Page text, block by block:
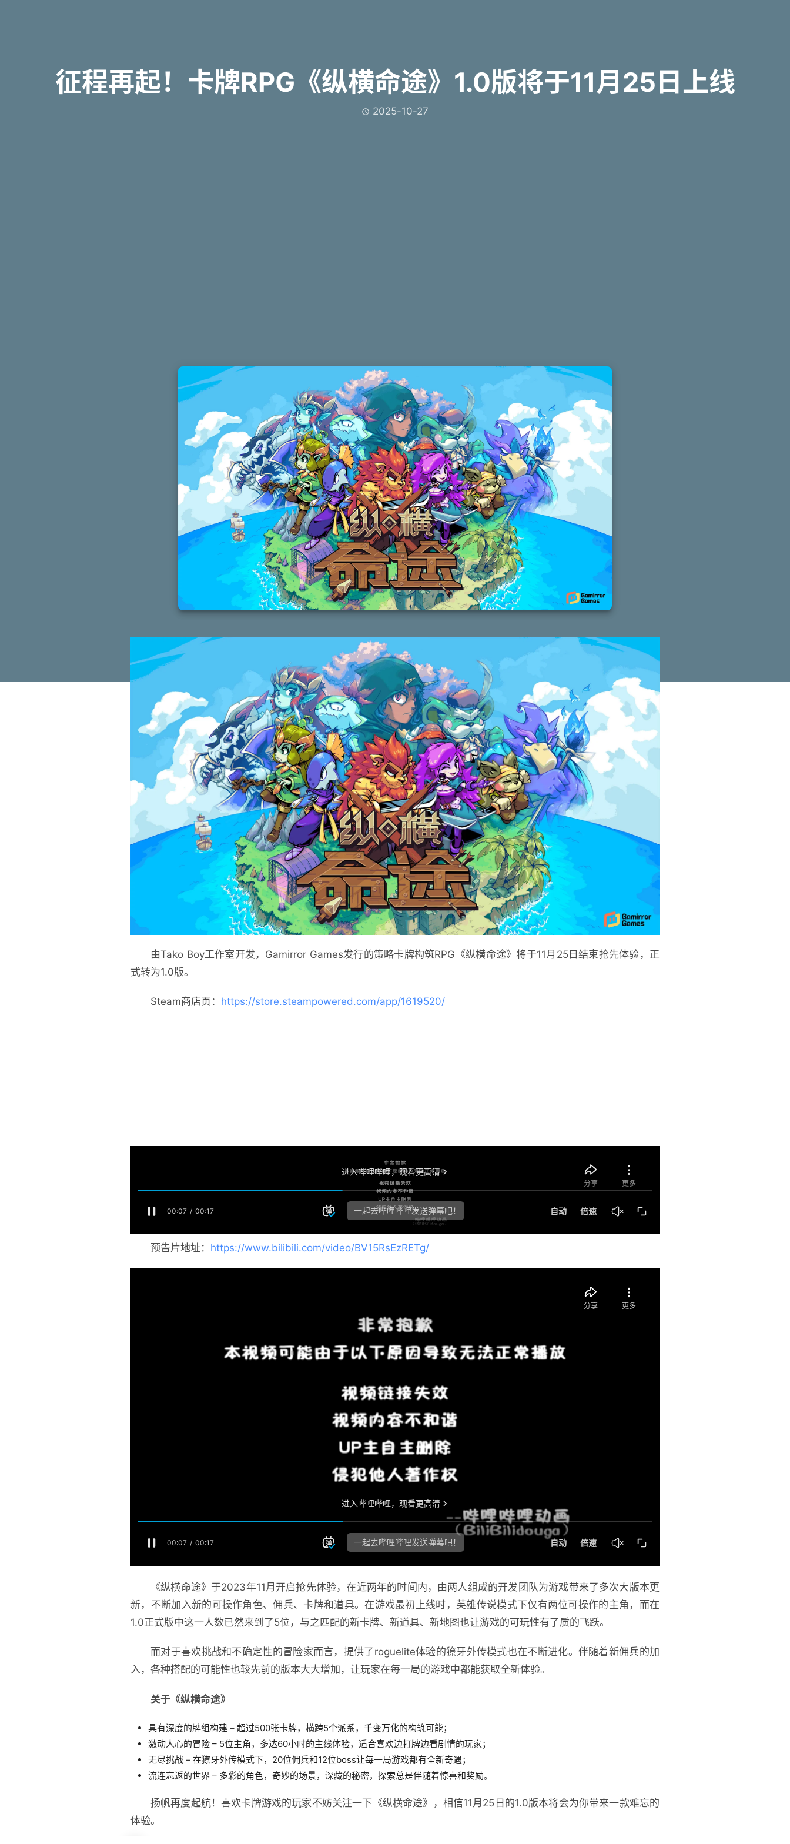
征程再起！卡牌RPG《纵横命途》1.0版将于11月25日上线
 2025-10-27
由Tako Boy工作室开发，Gamirror Games发行的策略卡牌构筑RPG《纵横命途》将于11月25日结束抢先体验，正
式转为1.0版。
Steam商店页： https://store.steampowered.com/app/1619520/
预告片地址： https://www.bilibili.com/video/BV15RsEzRETg/
《纵横命途》于2023年11月开启抢先体验，在近两年的时间内，由两人组成的开发团队为游戏带来了多次大版本更
新，不断加入新的可操作角色、佣兵、卡牌和道具。在游戏最初上线时，英雄传说模式下仅有两位可操作的主角，而在
1.0正式版中这一人数已然来到了5位，与之匹配的新卡牌、新道具、新地图也让游戏的可玩性有了质的飞跃。
而对于喜欢挑战和不确定性的冒险家而言，提供了roguelite体验的獠牙外传模式也在不断进化。伴随着新佣兵的加
入，各种搭配的可能性也较先前的版本大大增加，让玩家在每一局的游戏中都能获取全新体验。
关于《纵横命途》
具有深度的牌组构建 – 超过500张卡牌，横跨5个派系，千变万化的构筑可能；
激动人心的冒险 – 5位主角，多达60小时的主线体验，适合喜欢边打牌边看剧情的玩家；
无尽挑战 – 在獠牙外传模式下，20位佣兵和12位boss让每一局游戏都有全新奇遇；
流连忘返的世界 – 多彩的角色，奇妙的场景，深藏的秘密，探索总是伴随着惊喜和奖励。
扬帆再度起航！喜欢卡牌游戏的玩家不妨关注一下《纵横命途》，相信11月25日的1.0版本将会为你带来一款难忘的
体验。